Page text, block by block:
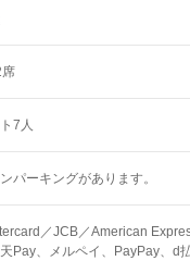
7人
パーキングがあります。
／JCB／American
Pay、メルペイ、PayPay、d